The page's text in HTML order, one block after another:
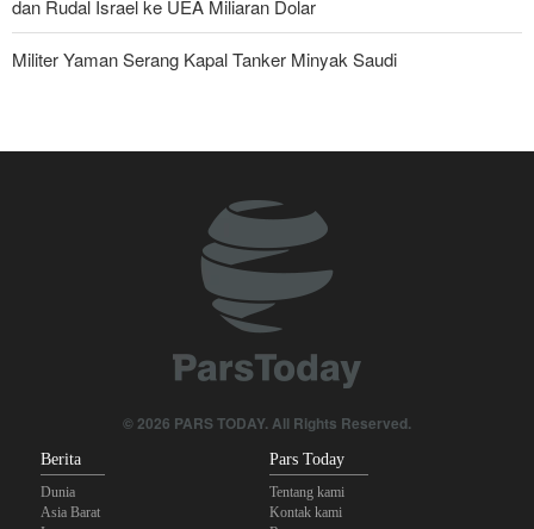
dan Rudal Israel ke UEA Miliaran Dolar
Militer Yaman Serang Kapal Tanker Minyak Saudi
Legislator Iran: AS Akan Segera Diusir dari Kawasan dan Semua
Impor Mana Pun di Kawasan
Ledakan yang Mengguncang UEA; Di Mana Jebel Ali dan
© 2026 PARS TODAY. All Rights Reserved.
Berita
Dunia
Asia Barat
Pars Today
Tentang kami
Kontak kami